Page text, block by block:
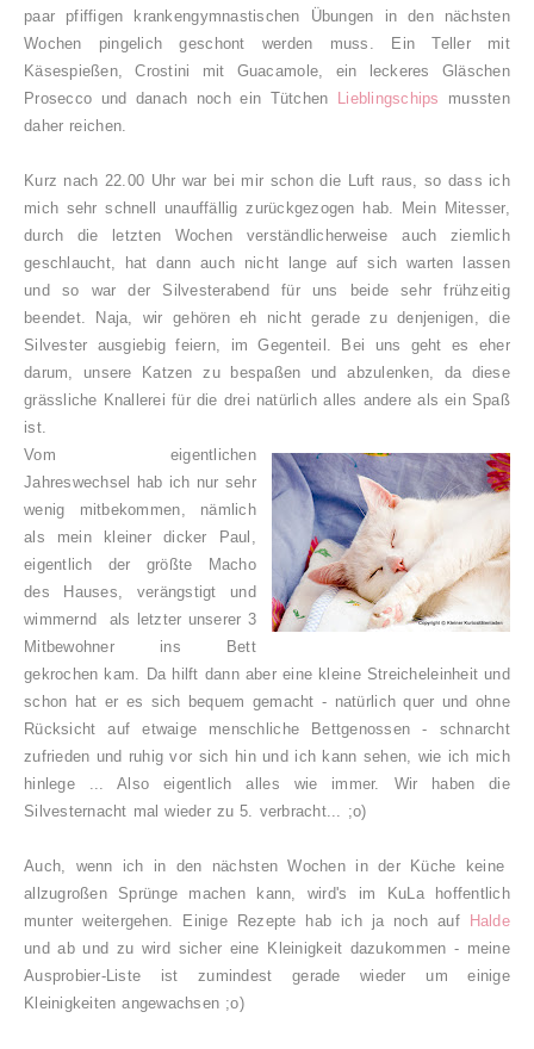
paar pfiffigen krankengymnastischen Übungen in den nächsten
Wochen pingelich geschont werden muss. Ein Teller mit
Käsespießen, Crostini mit Guacamole, ein leckeres Gläschen
Prosecco und danach noch ein Tütchen
Lieblingschips
mussten
daher reichen.
Kurz nach 22.00 Uhr war bei mir schon die Luft raus, so dass ich
mich sehr schnell unauffällig zurückgezogen hab. Mein Mitesser,
durch die letzten Wochen verständlicherweise auch ziemlich
geschlaucht, hat dann auch nicht lange auf sich warten lassen
und so war der Silvesterabend für uns beide sehr frühzeitig
beendet. Naja, wir gehören eh nicht gerade zu denjenigen, die
Silvester ausgiebig feiern, im Gegenteil. Bei uns geht es eher
darum, unsere Katzen zu bespaßen und abzulenken, da diese
grässliche Knallerei für die drei natürlich alles andere als ein Spaß
ist.
Vom eigentlichen
Jahreswechsel hab ich nur sehr
wenig mitbekommen, nämlich
als mein kleiner dicker Paul,
eigentlich der größte Macho
des Hauses, verängstigt und
wimmernd als letzter unserer 3
Mitbewohner ins Bett
gekrochen kam. Da hilft dann aber eine kleine Streicheleinheit und
schon hat er es sich bequem gemacht - natürlich quer und ohne
Rücksicht auf etwaige menschliche Bettgenossen - schnarcht
zufrieden und ruhig vor sich hin und ich kann sehen, wie ich mich
hinlege ... Also eigentlich alles wie immer. Wir haben die
Silvesternacht mal wieder zu 5. verbracht... ;o)
Auch, wenn ich in den nächsten Wochen in der Küche keine
allzugroßen Sprünge machen kann, wird's im KuLa hoffentlich
munter weitergehen. Einige Rezepte hab ich ja noch auf
Halde
und ab und zu wird sicher eine Kleinigkeit dazukommen - meine
Ausprobier-Liste ist zumindest gerade wieder um einige
Kleinigkeiten angewachsen ;o)